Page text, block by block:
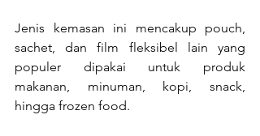
Jenis kemasan ini mencakup pouch,
sachet, dan film fleksibel lain yang
populer dipakai untuk produk
makanan, minuman, kopi, snack,
hingga frozen food.